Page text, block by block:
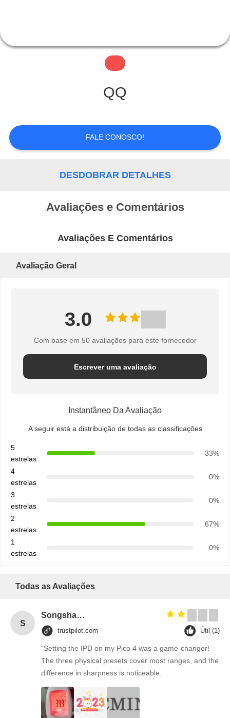
QUALIDADE
PEDIR UM
ORÇAMENTO
SITE
QQ
FALE CONOSCO!
DESDOBRAR DETALHES
Avaliações e Comentários
Avaliações E Comentários
Avaliação Geral
3.0
Com base em 50 avaliações para este fornecedor
Escrever uma avaliação
Instantâneo Da Avaliação
A seguir está a distribuição de todas as classificações
5
estrelas
33%
4
estrelas
0%
3
estrelas
0%
2
estrelas
67%
1
estrelas
0%
Todas as Avaliações
S
Songshang
trustpilot.com Útil (1)
"Setting the IPD on my Pico 4 was a game-changer!
The three physical presets cover most ranges, and the
difference in sharpness is noticeable.